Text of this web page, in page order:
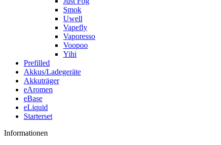
Smok
Uwell
Vapefly
Vaporesso
Voopoo
Yihi
Prefilled
Akkus/Ladegeräte
Akkuträger
eAromen
eBase
eLiquid
Starterset
Informationen